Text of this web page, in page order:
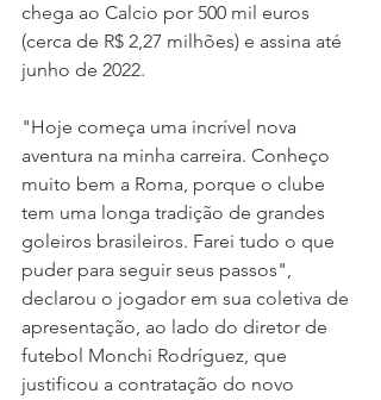
chega ao Calcio por 500 mil euros
(cerca de R$ 2,27 milhões) e assina até
junho de 2022.
"Hoje começa uma incrível nova
aventura na minha carreira. Conheço
muito bem a Roma, porque o clube
tem uma longa tradição de grandes
goleiros brasileiros. Farei tudo o que
puder para seguir seus passos",
declarou o jogador em sua coletiva de
apresentação, ao lado do diretor de
futebol Monchi Rodríguez, que
justificou a contratação do novo